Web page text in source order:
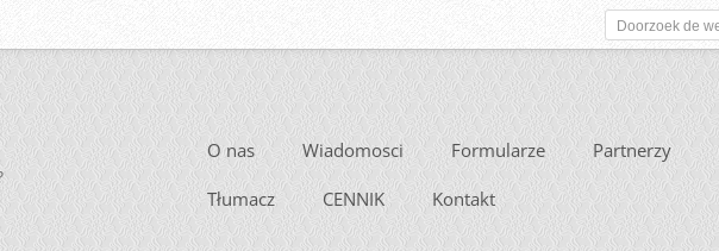
O nas Wiadomosci Formularze Partnerzy
Tłumacz CENNIK Kontakt